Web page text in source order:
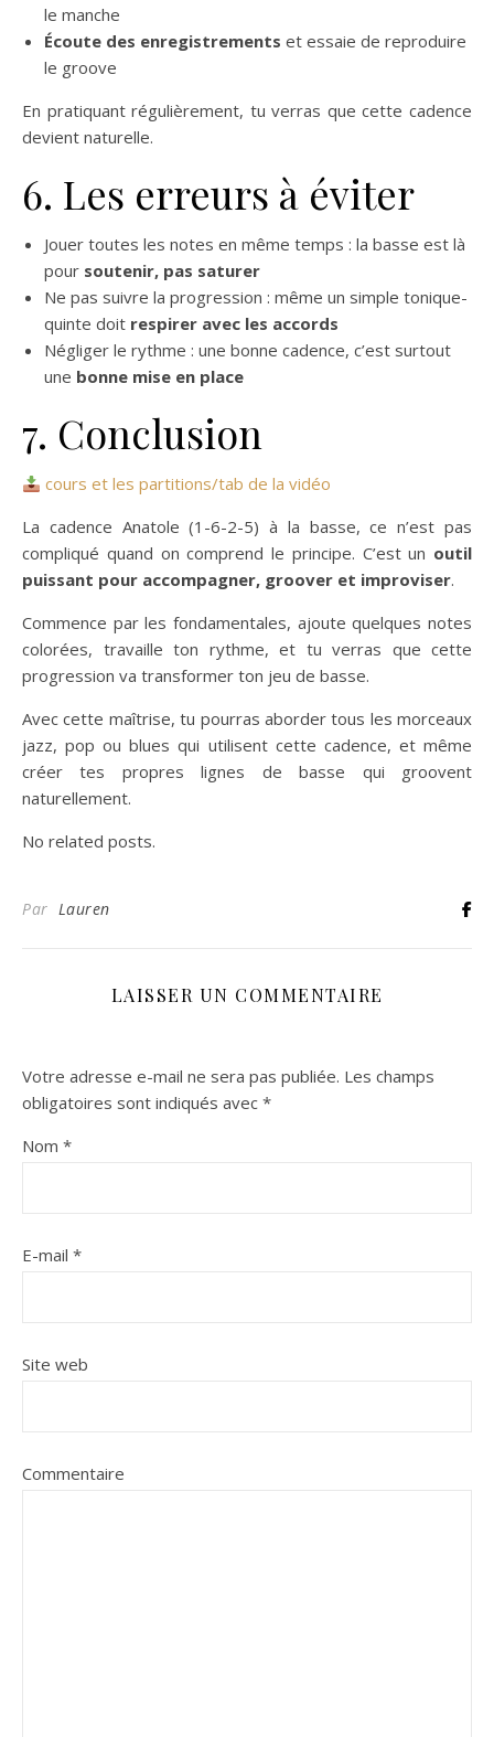
le manche
Écoute des enregistrements et essaie de reproduire
le groove
En pratiquant régulièrement, tu verras que cette cadence
devient naturelle.
6. Les erreurs à éviter
Jouer toutes les notes en même temps : la basse est là
pour soutenir, pas saturer
Ne pas suivre la progression : même un simple tonique-
quinte doit respirer avec les accords
Négliger le rythme : une bonne cadence, c’est surtout
une bonne mise en place
7. Conclusion
cours et les partitions/tab de la vidéo
La cadence Anatole (1-6-2-5) à la basse, ce n’est pas
compliqué quand on comprend le principe. C’est un outil
puissant pour accompagner, groover et improviser.
Commence par les fondamentales, ajoute quelques notes
colorées, travaille ton rythme, et tu verras que cette
progression va transformer ton jeu de basse.
Avec cette maîtrise, tu pourras aborder tous les morceaux
jazz, pop ou blues qui utilisent cette cadence, et même
créer tes propres lignes de basse qui groovent
naturellement.
No related posts.
Par Lauren
LAISSER UN COMMENTAIRE
Votre adresse e-mail ne sera pas publiée. Les champs
obligatoires sont indiqués avec *
Nom *
E-mail *
Site web
Commentaire